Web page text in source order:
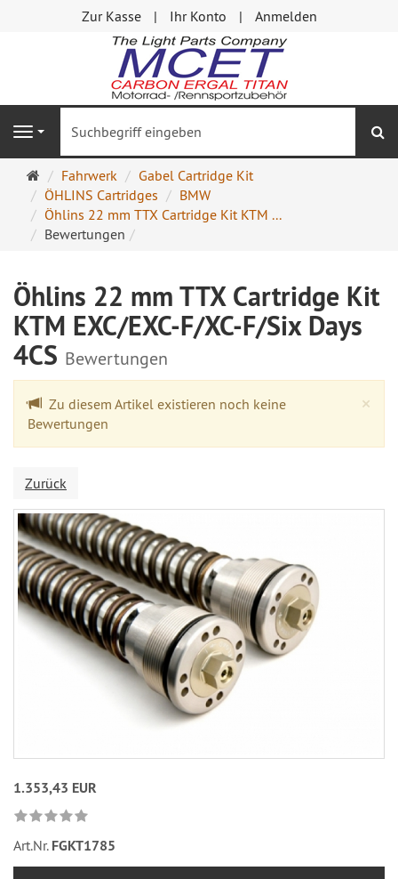
Zur Kasse Ihr Konto Anmelden
Navigation
Startseite
Fahrwerk
Gabel Cartridge Kit
ÖHLINS Cartridges
BMW
Öhlins 22 mm TTX Cartridge Kit KTM ...
Bewertungen
Öhlins 22 mm TTX Cartridge Kit
KTM EXC/EXC-F/XC-F/Six Days
4CS Bewertungen
×
Zu diesem Artikel existieren noch keine
Bewertungen
Zurück
1.353,43 EUR
Art.Nr. FGKT1785